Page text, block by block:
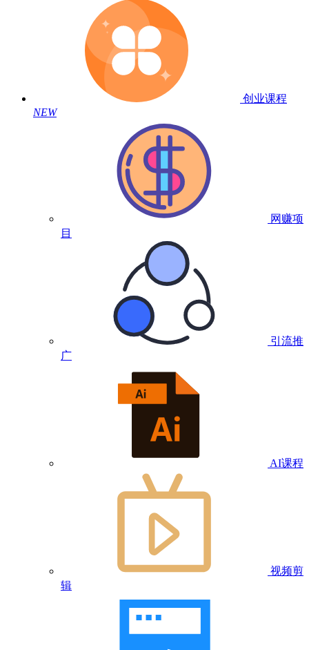
创业课程
NEW
网赚项
目
引流推
广
AI课程
视频剪
辑